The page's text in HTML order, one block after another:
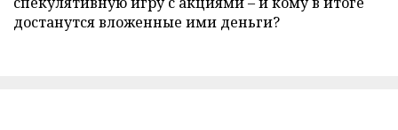
достанутся вложенные ими деньги?